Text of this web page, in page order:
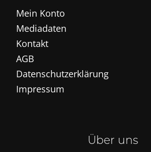
Mein Konto
Mediadaten
Kontakt
AGB
Datenschutzerklärung
Impressum
Über uns